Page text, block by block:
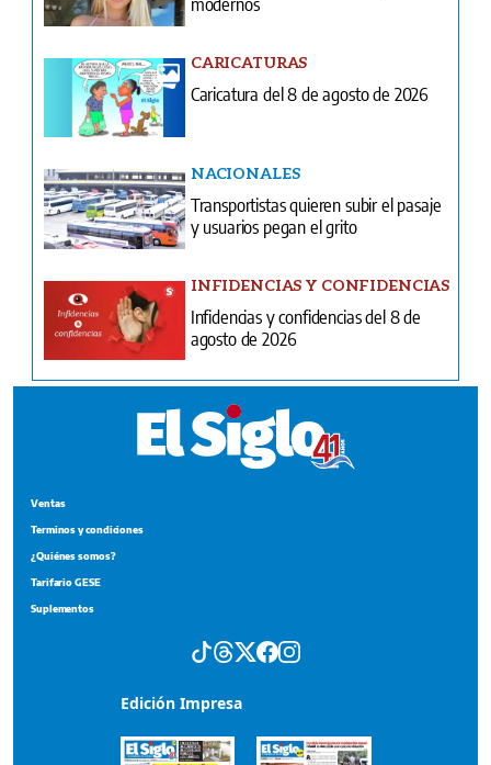
CARICATURAS
Caricatura del 8 de agosto de 2026
NACIONALES
Transportistas quieren subir el pasaje
y usuarios pegan el grito
INFIDENCIAS Y CONFIDENCIAS
Infidencias y confidencias del 8 de
agosto de 2026
Ventas
Terminos y condiciones
¿Quiénes somos?
Tarifario GESE
Suplementos
Edición Impresa